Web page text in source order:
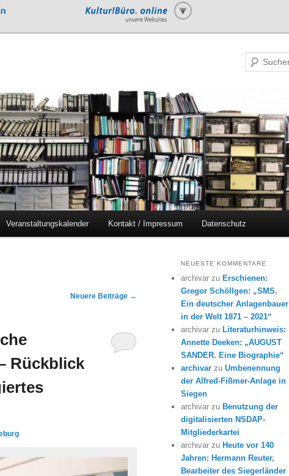
Veranstaltungskalender Kontakt / Impressum Datenschutz
Neuere Beiträge →
Rückblick
NEUESTE KOMMENTARE
archivar zuErschienen:
Gregor Schöllgen: „SMS.
Ein deutscher Anlagenbauer
in der Welt 1871 – 2021“
archivar zuLiteraturhinweis:
Annette Deeken: „AUGUST
SANDER. Eine Biographie“
archivar zuUmbenennung
der Alfred-Fißmer-Anlage in
Siegen
archivar zuBenutzung der
digitalisierten NSDAP-
Mitgliederkartei
archivar zuHeute vor 140
Jahren: Hermann Reuter,
Bearbeiter des Siegerländer